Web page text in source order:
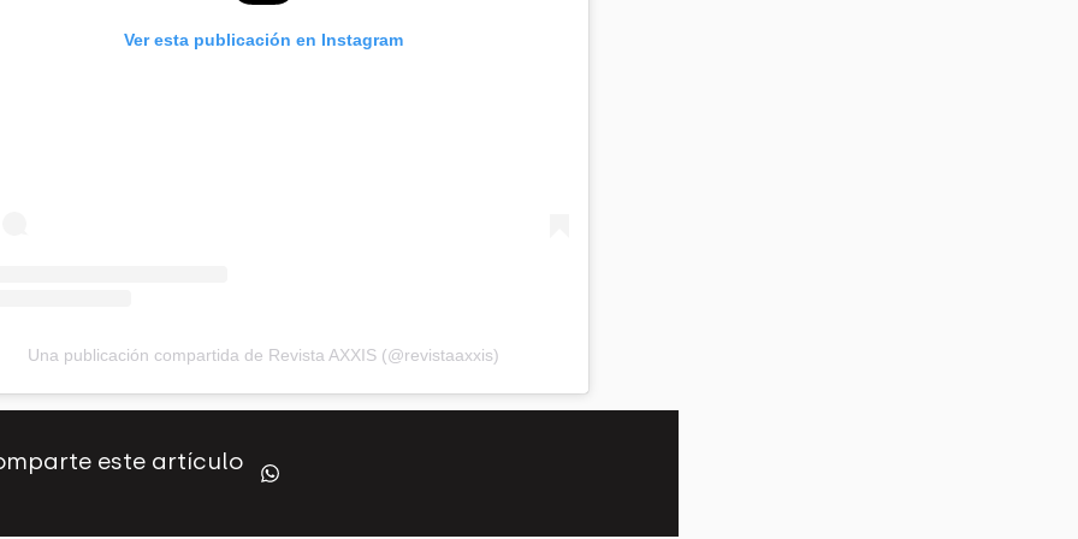
Ver esta publicación en Instagram
Una publicación compartida de Revista AXXIS (@revistaaxxis)
este artículo